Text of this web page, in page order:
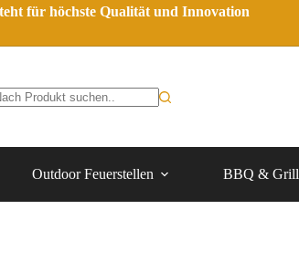
für höchste Qualität und Innovation
Outdoor Feuerstellen BBQ & Grill